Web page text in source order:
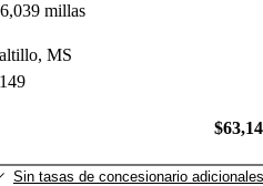
6,039 millas
MS
Sin tasas de concesionario adicionales